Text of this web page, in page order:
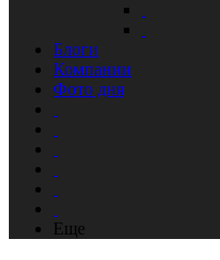
Блоги
Компании
Фото дня
Еще